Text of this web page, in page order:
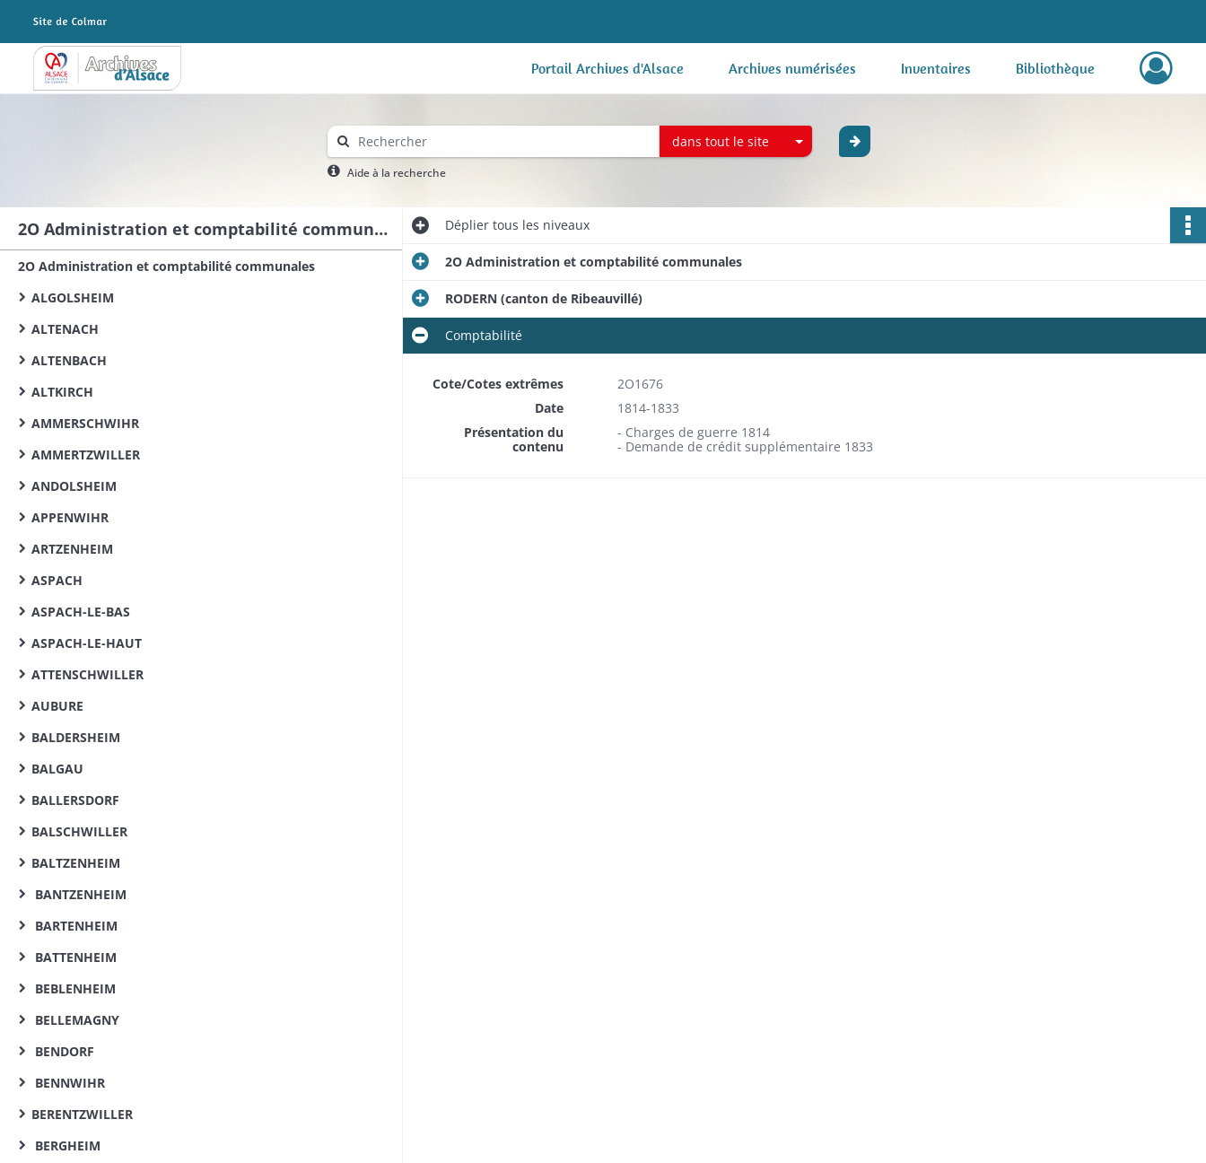
Archives Alsace - Colmar Portail Archives d'Alsace Archives numérisées Inventaires Bibliothèque
dans tout le site
Aide à la recherche
2O Administration et comptabilité communales
2O Administration et comptabilité communales
ALGOLSHEIM
ALTENACH
ALTENBACH
ALTKIRCH
AMMERSCHWIHR
AMMERTZWILLER
ANDOLSHEIM
APPENWIHR
ARTZENHEIM
ASPACH
ASPACH-LE-BAS
ASPACH-LE-HAUT
ATTENSCHWILLER
AUBURE
BALDERSHEIM
BALGAU
BALLERSDORF
BALSCHWILLER
BALTZENHEIM
BANTZENHEIM
BARTENHEIM
BATTENHEIM
BEBLENHEIM
BELLEMAGNY
BENDORF
BENNWIHR
BERENTZWILLER
BERGHEIM
Dépliertous les niveaux
2O Administration et comptabilité communales
RODERN (canton de Ribeauvillé)
Comptabilité
Cote/Cotes extrêmes
2O1676
Date
1814-1833
Présentation du
contenu
- Charges de guerre 1814
- Demande de crédit supplémentaire 1833